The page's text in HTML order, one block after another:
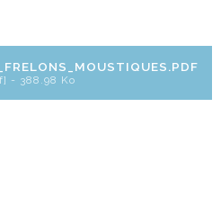
- 388.98 Ko